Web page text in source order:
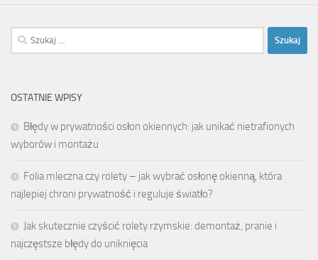
Szukaj:
OSTATNIE WPISY
Błędy w prywatności osłon okiennych: jak unikać nietrafionych
wyborów i montażu
Folia mleczna czy rolety – jak wybrać osłonę okienną, która
najlepiej chroni prywatność i reguluje światło?
Jak skutecznie czyścić rolety rzymskie: demontaż, pranie i
najczęstsze błędy do uniknięcia